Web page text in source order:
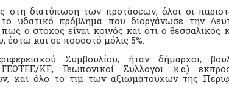
στη διατύπωση των προτάσεων, όλοι οι
υδατικό πρόβλημα που διοργάνωσε την
ο στόχος είναι κοινός και ότι ο θεσσαλικός
έστω και σε ποσοστό μόλις 5%.
Συμβουλίου, ήταν δήμαρχοι,
ΚΕ, Γεωπονικοί Σύλλογοι κ.α)
και όλο το τιμ των αξιωματούχων της